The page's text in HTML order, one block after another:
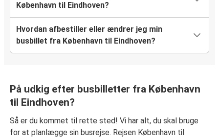
København til Eindhoven?
Hvordan afbestiller eller ændrer jeg min
busbillet fra København til Eindhoven?
På udkig efter busbilletter fra København
til Eindhoven?
Så er du kommet til rette sted! Vi har alt, du skal bruge
for at planlægge sin busrejse. Rejsen København til